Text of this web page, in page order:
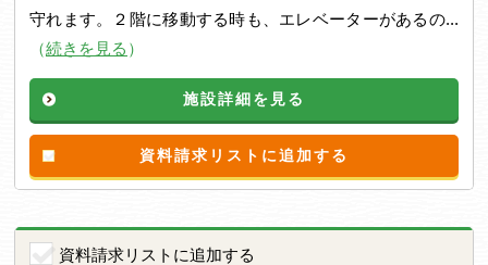
守れます。２階に移動する時も、エレベーターがあるの...
（続きを見る ）
施設詳細を見る
資料請求リストに追加する
資料請求リストに追加する